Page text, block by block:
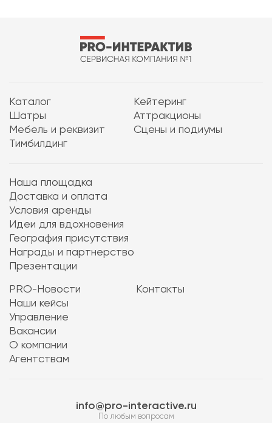
Каталог
Кейтеринг
Шатры
Аттракционы
Мебель и реквизит
Сцены и подиумы
Тимбилдинг
Наша площадка
Доставка и оплата
Условия аренды
Идеи для вдохновения
География присутствия
Награды и партнерство
Презентации
PRO-Новости
Наши кейсы
Управление
Вакансии
О компании
Агентствам
Контакты
info@pro-interactive.ru
По любым вопросам